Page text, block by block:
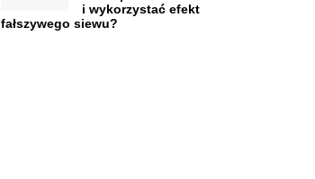
i wykorzystać efekt
fałszywego siewu?